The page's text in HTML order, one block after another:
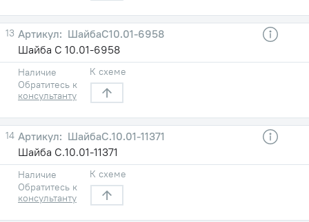
13
ШайбаC10.01-6958
Шайба C 10.01-6958
Наличие
Обратитесь к
консультанту
К схеме
14
ШайбаC.10.01-11371
Шайба C.10.01-11371
Наличие
Обратитесь к
консультанту
К схеме